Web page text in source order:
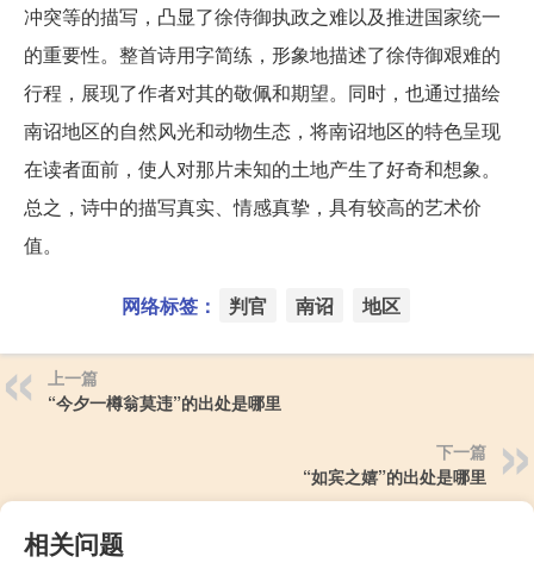
冲突等的描写，凸显了徐侍御执政之难以及推进国家统一
的重要性。整首诗用字简练，形象地描述了徐侍御艰难的
行程，展现了作者对其的敬佩和期望。同时，也通过描绘
南诏地区的自然风光和动物生态，将南诏地区的特色呈现
在读者面前，使人对那片未知的土地产生了好奇和想象。
总之，诗中的描写真实、情感真挚，具有较高的艺术价
值。
网络标签： 判官 南诏 地区
上一篇
“今夕一樽翁莫违”的出处是哪里
下一篇
“如宾之嬉”的出处是哪里
相关问题